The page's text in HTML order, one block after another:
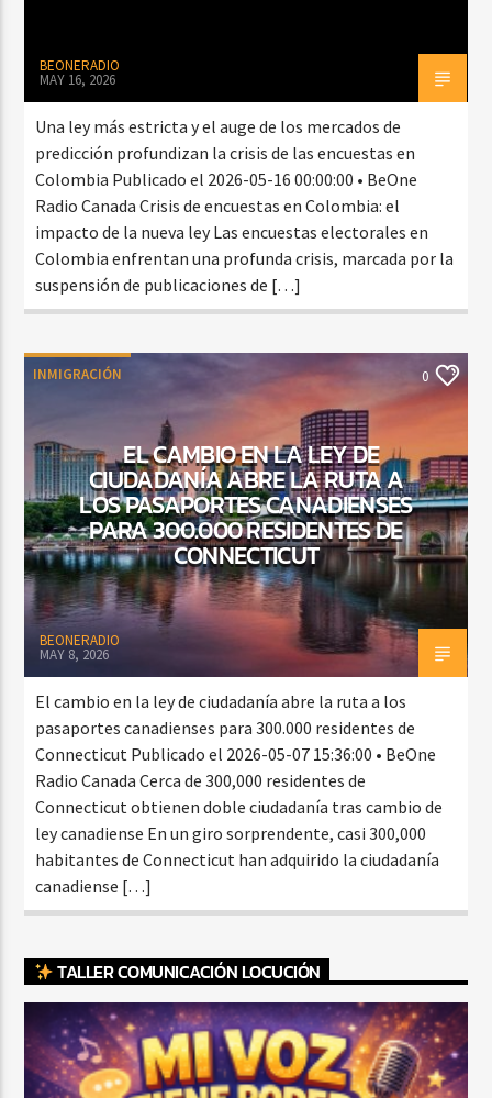
BEONERADIO
MAY 16, 2026
Una ley más estricta y el auge de los mercados de
predicción profundizan la crisis de las encuestas en
Colombia Publicado el 2026-05-16 00:00:00 • BeOne
Radio Canada Crisis de encuestas en Colombia: el
impacto de la nueva ley Las encuestas electorales en
Colombia enfrentan una profunda crisis, marcada por la
suspensión de publicaciones de […]
INMIGRACIÓN 0
EL CAMBIO EN LA LEY DE
CIUDADANÍA ABRE LA RUTA A
LOS PASAPORTES CANADIENSES
PARA 300.000 RESIDENTES DE
CONNECTICUT
BEONERADIO
MAY 8, 2026
El cambio en la ley de ciudadanía abre la ruta a los
pasaportes canadienses para 300.000 residentes de
Connecticut Publicado el 2026-05-07 15:36:00 • BeOne
Radio Canada Cerca de 300,000 residentes de
Connecticut obtienen doble ciudadanía tras cambio de
ley canadiense En un giro sorprendente, casi 300,000
habitantes de Connecticut han adquirido la ciudadanía
canadiense […]
TALLER COMUNICACIÓN LOCUCIÓN